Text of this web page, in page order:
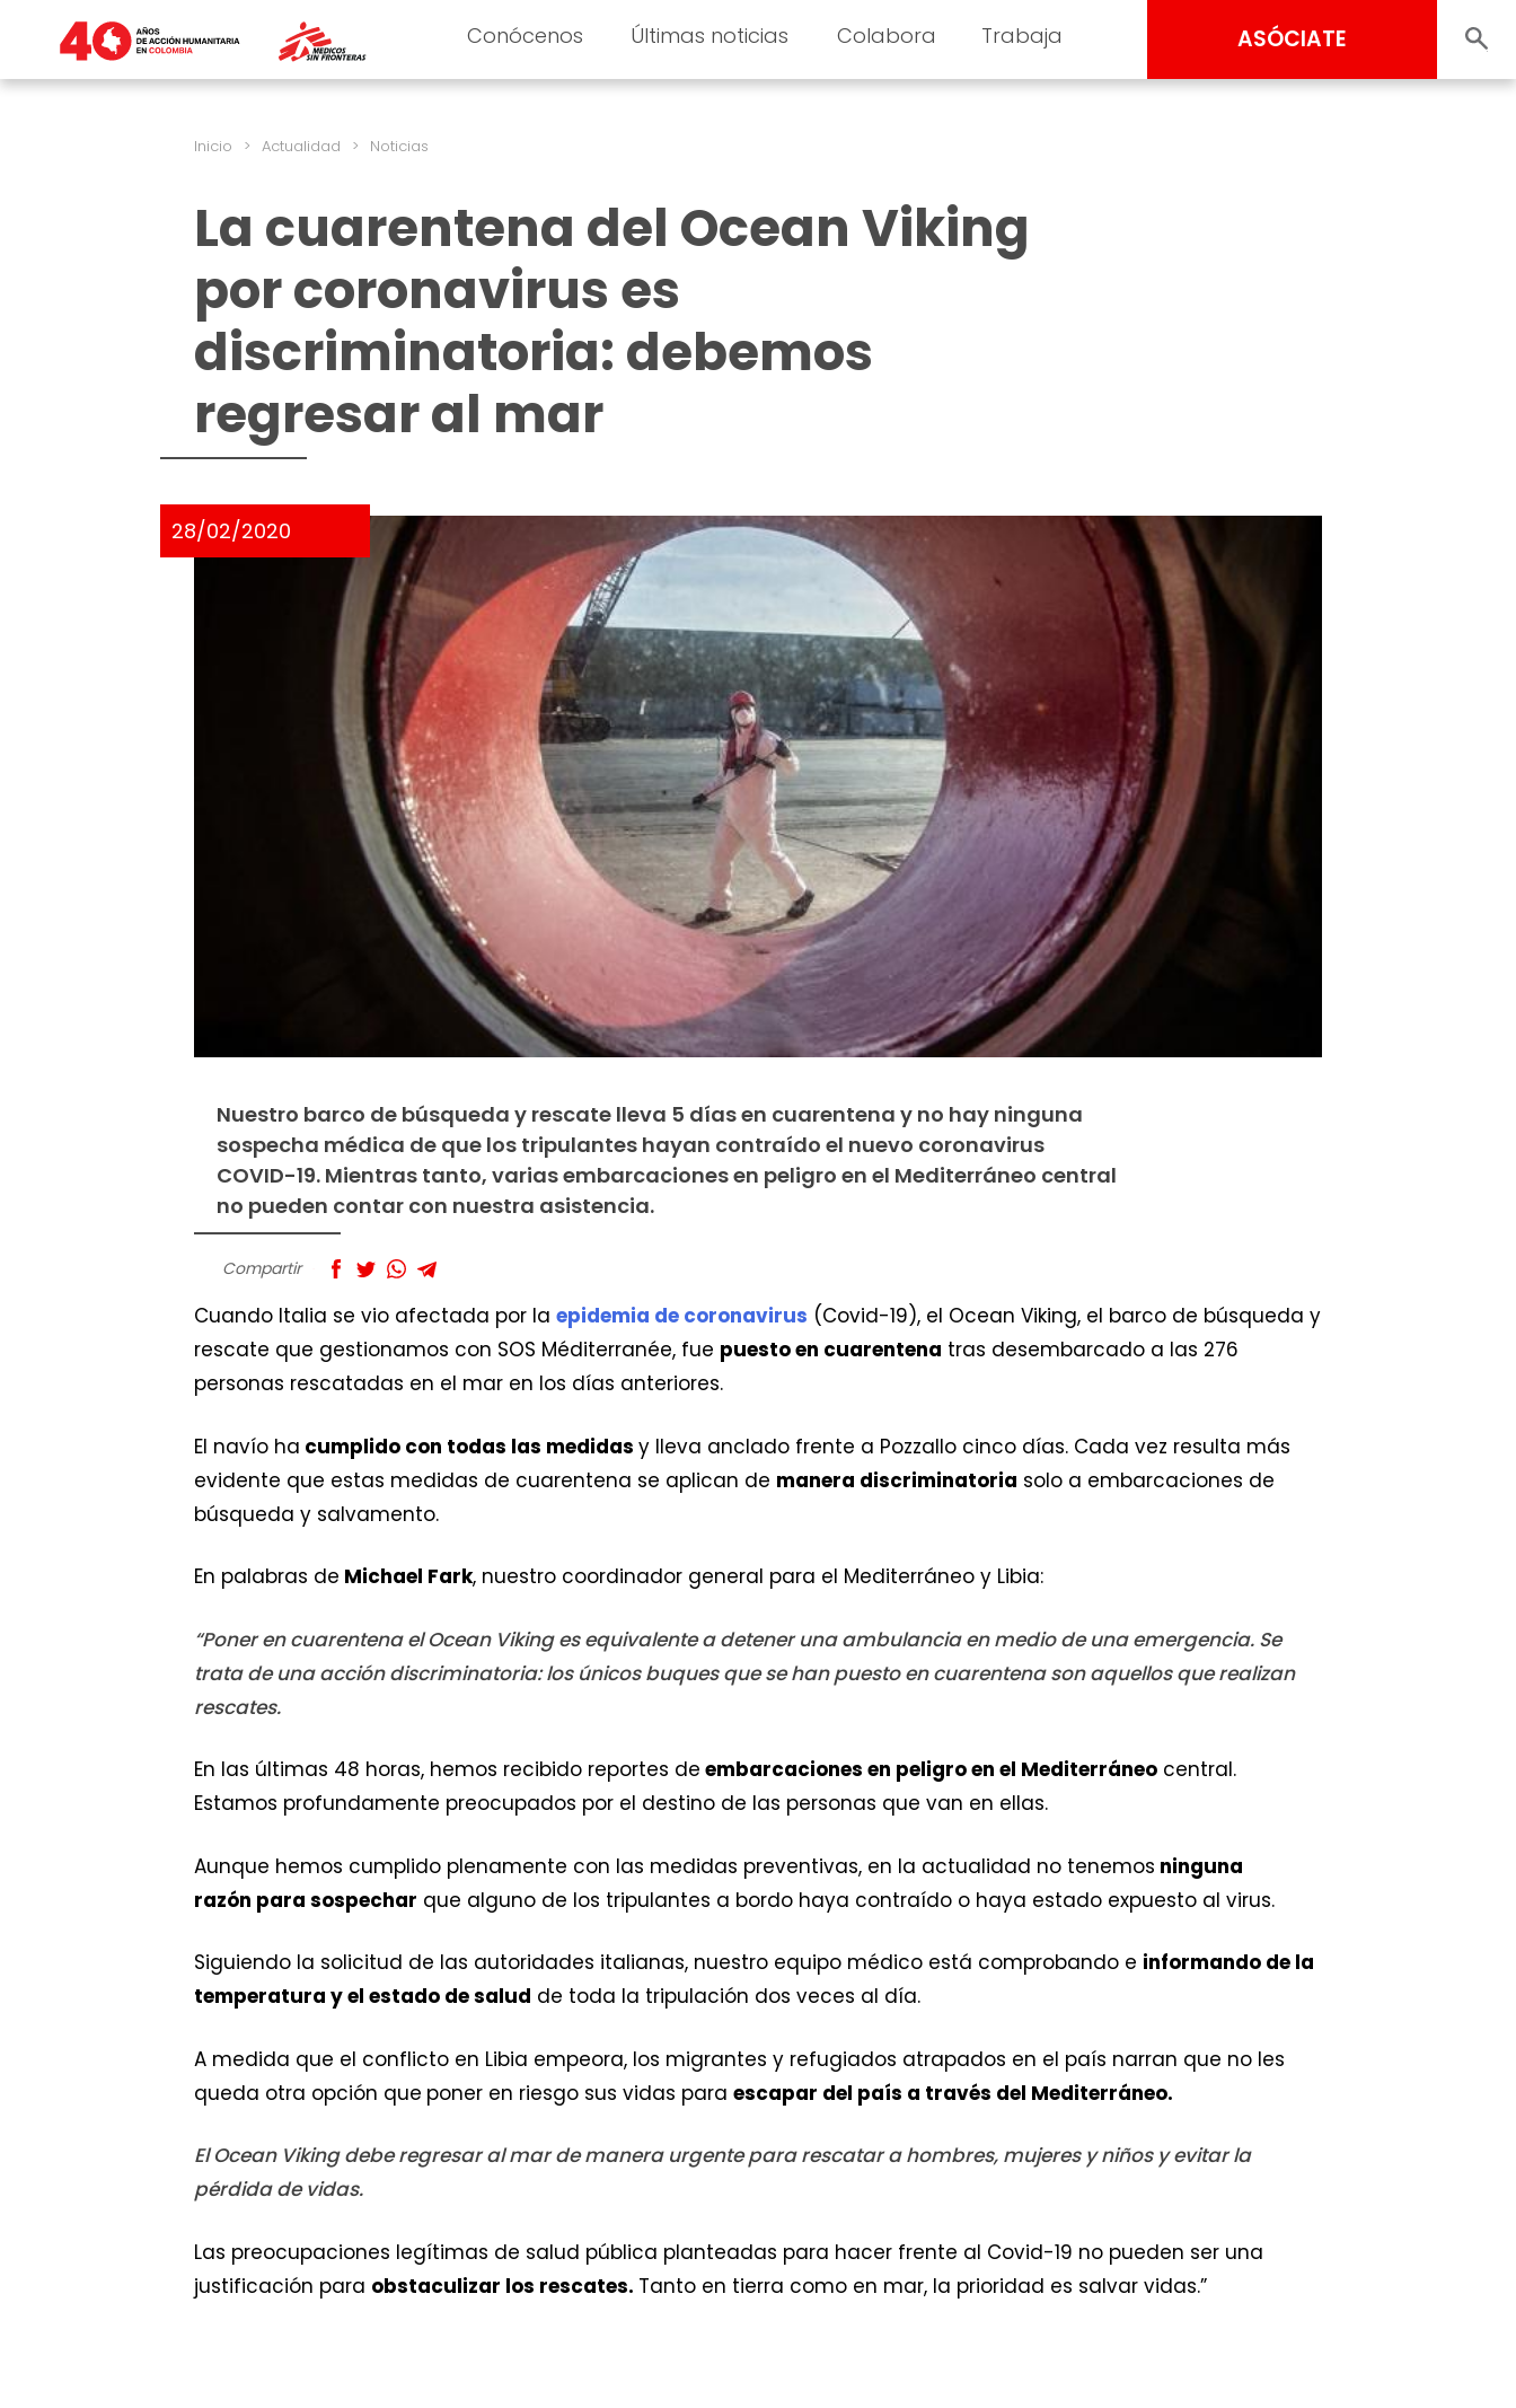
Conócenos Últimas noticias Colabora Trabaja ASÓCIATE
Inicio > Actualidad > Noticias
La cuarentena del Ocean Viking
por coronavirus es
discriminatoria: debemos
regresar al mar
28/02/2020
Nuestro barco de búsqueda y rescate lleva 5 días en cuarentena y no hay ninguna
sospecha médica de que los tripulantes hayan contraído el nuevo coronavirus
COVID-19. Mientras tanto, varias embarcaciones en peligro en el Mediterráneo central
no pueden contar con nuestra asistencia.
Compartir
Cuando Italia se vio afectada por la epidemia de coronavirus (Covid-19), el Ocean Viking, el barco de búsqueda y
rescate que gestionamos con SOS Méditerranée, fue puesto en cuarentena tras desembarcado a las 276
personas rescatadas en el mar en los días anteriores.
El navío ha cumplido con todas las medidas y lleva anclado frente a Pozzallo cinco días. Cada vez resulta más
evidente que estas medidas de cuarentena se aplican de manera discriminatoria solo a embarcaciones de
búsqueda y salvamento.
En palabras de Michael Fark, nuestro coordinador general para el Mediterráneo y Libia:
“Poner en cuarentena el Ocean Viking es equivalente a detener una ambulancia en medio de una emergencia. Se
trata de una acción discriminatoria: los únicos buques que se han puesto en cuarentena son aquellos que realizan
rescates.
En las últimas 48 horas, hemos recibido reportes de embarcaciones en peligro en el Mediterráneo central.
Estamos profundamente preocupados por el destino de las personas que van en ellas.
Aunque hemos cumplido plenamente con las medidas preventivas, en la actualidad no tenemos ninguna
razón para sospechar que alguno de los tripulantes a bordo haya contraído o haya estado expuesto al virus.
Siguiendo la solicitud de las autoridades italianas, nuestro equipo médico está comprobando e informando de la
temperatura y el estado de salud de toda la tripulación dos veces al día.
A medida que el conflicto en Libia empeora, los migrantes y refugiados atrapados en el país narran que no les
queda otra opción que poner en riesgo sus vidas para escapar del país a través del Mediterráneo.
El Ocean Viking debe regresar al mar de manera urgente para rescatar a hombres, mujeres y niños y evitar la
pérdida de vidas.
Las preocupaciones legítimas de salud pública planteadas para hacer frente al Covid-19 no pueden ser una
justificación para obstaculizar los rescates. Tanto en tierra como en mar, la prioridad es salvar vidas.”